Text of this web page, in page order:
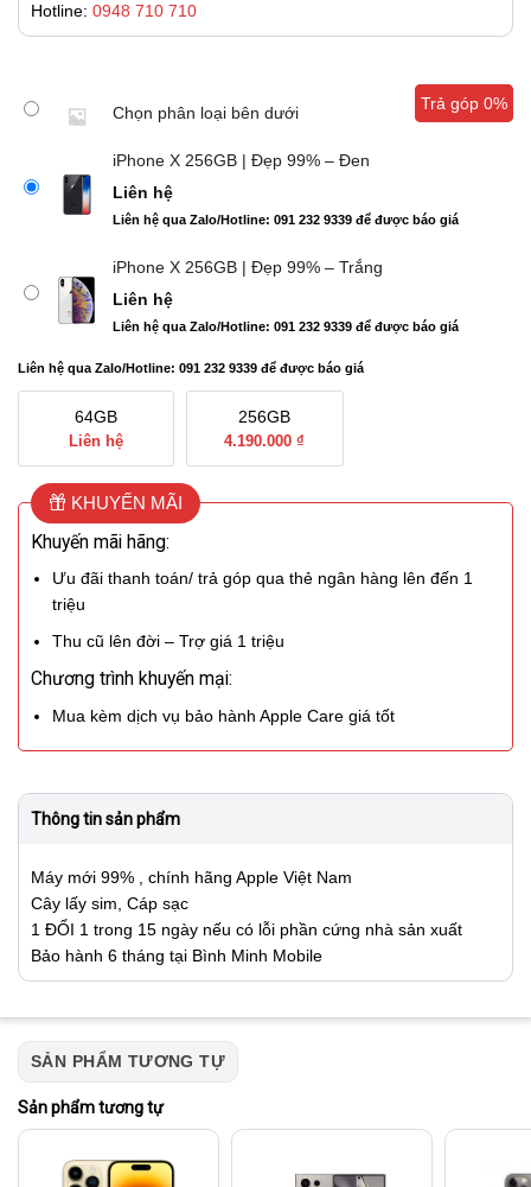
Hotline: 0948 710 710
Trả góp 0%
Chọn phân loại bên dưới
iPhone X 256GB | Đẹp 99% – Đen
Liên hệ
Liên hệ qua Zalo/Hotline: 091 232 9339 để được báo giá
iPhone X 256GB | Đẹp 99% – Trắng
Liên hệ
Liên hệ qua Zalo/Hotline: 091 232 9339 để được báo giá
Liên hệ qua Zalo/Hotline: 091 232 9339 để được báo giá
Trả góp 0%
64GB
Liên hệ
256GB
4.190.000 ₫
KHUYẾN MÃI
Khuyến mãi hãng:
Ưu đãi thanh toán/ trả góp qua thẻ ngân hàng lên đến 1
triệu
Thu cũ lên đời – Trợ giá 1 triệu
Chương trình khuyến mại:
Mua kèm dịch vụ bảo hành Apple Care giá tốt
Thông tin sản phẩm
Máy mới 99% , chính hãng Apple Việt Nam
Cây lấy sim, Cáp sạc
1 ĐỔI 1 trong 15 ngày nếu có lỗi phần cứng nhà sản xuất
Bảo hành 6 tháng tại Bình Minh Mobile
SẢN PHẨM TƯƠNG TỰ
Sản phẩm tương tự